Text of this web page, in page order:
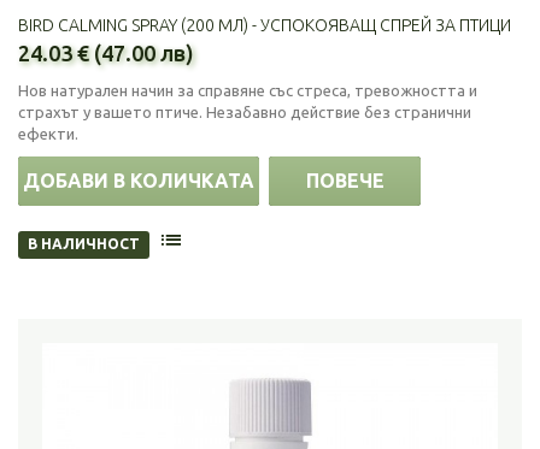
BIRD CALMING SPRAY (200 МЛ) - УСПОКОЯВАЩ СПРЕЙ ЗА ПТИЦИ
24.03 € (47.00 лв)
Нов натурален начин за справяне със стреса, тревожността и
страхът у вашето птиче. Незабавно действие без странични
ефекти.
ДОБАВИ В КОЛИЧКАТА ПОВЕЧЕ
В НАЛИЧНОСТ